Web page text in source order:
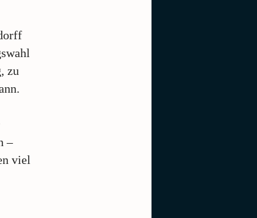
zu
–
viel